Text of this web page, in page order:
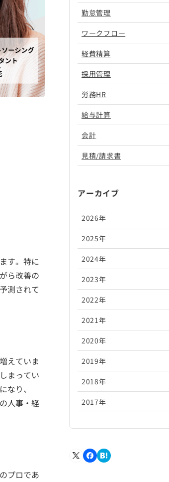
す。特に
ら改善の
測されて
えていま
まってい
なり、
人事・経
プロであ
勤怠管理
ワークフロー
経費精算
採用管理
労務HR
給与計算
会計
見積/請求書
アーカイブ
2026年
2026年8月
2026年7月
2026年6月
2026年5月
2026年4月
2026年3月
2026年2月
2026年1月
2025年
2025年12月
2025年11月
2025年10月
2025年9月
2025年8月
2025年7月
2025年6月
2025年5月
2025年2月
2024年
2024年12月
2024年11月
2024年10月
2024年9月
2024年8月
2024年7月
2024年6月
2024年3月
2023年
2023年12月
2023年11月
2023年10月
2023年9月
2023年8月
2023年7月
2023年4月
2022年
2022年12月
2022年11月
2022年10月
2022年9月
2022年8月
2022年5月
2021年
2021年12月
2021年11月
2021年10月
2021年9月
2021年6月
2020年
2020年12月
2020年11月
2020年10月
2020年7月
2019年
2019年12月
2019年11月
2019年8月
2018年
2018年12月
2018年9月
2017年
2017年10月